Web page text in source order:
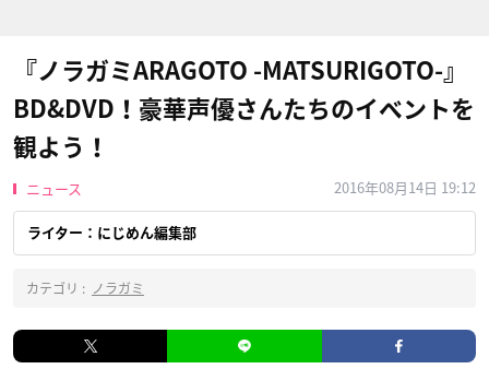
『ノラガミARAGOTO -MATSURIGOTO-』
BD&DVD！豪華声優さんたちのイベントを
観よう！
ニュース 2016年08月14日 19:12
ライター：にじめん編集部
カテゴリ : ノラガミ